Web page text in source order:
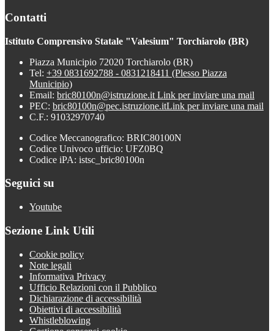
Contatti
Istituto Comprensivo Statale "Valesium" Torchiarolo (BR)
Piazza Municipio 72020 Torchiarolo (BR)
Tel: +39 0831692788 - 0831218411 (Plesso Piazza
Municipio)
Email: bric80100n@istruzione.it Link per inviare una mail
PEC: bric80100n@pec.istruzione.itLink per inviare una mail
C.F.: 91032970740
Codice Meccanografico: BRIC80100N
Codice Univoco ufficio: UFZ0BQ
Codice iPA: istsc_bric80100n
Seguici su
Youtube
Sezione Link Utili
Cookie policy
Note legali
Informativa Privacy
Ufficio Relazioni con il Pubblico
Dichiarazione di accessibilità
Obiettivi di accessibilità
Whistleblowing